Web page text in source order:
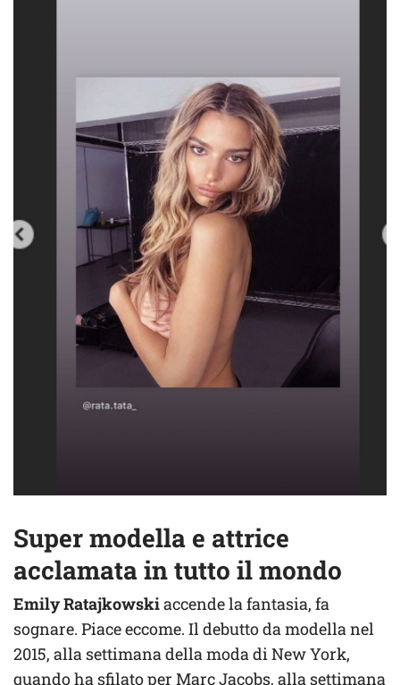
Super modella e attrice
acclamata in tutto il mondo
Emily Ratajkowskiaccende la fantasia, fa
sognare. Piace eccome. Il debutto da modella nel
2015, alla settimana della moda di New York,
quando ha sfilato per Marc Jacobs, alla settimana